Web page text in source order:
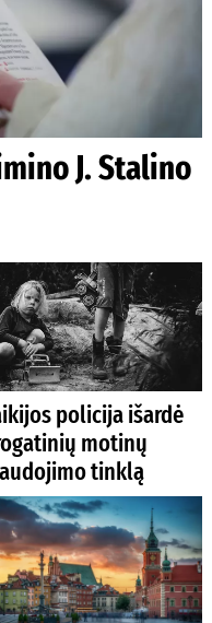
J. Stalino
policija išardė
motinų
tinklą